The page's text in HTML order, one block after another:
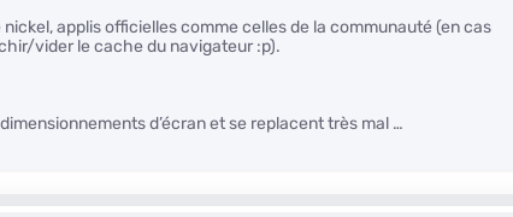
applis officielles comme celles de la communauté (en cas
vider le cache du navigateur :p).
d’écran et se replacent très mal …